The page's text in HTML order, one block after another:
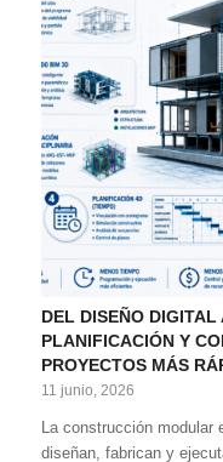
DEL DISEÑO
PLANIFICACIÓN Y
PROYECTOS MÁS
11 junio, 2026
La construcción modular
diseñan, fabrican y